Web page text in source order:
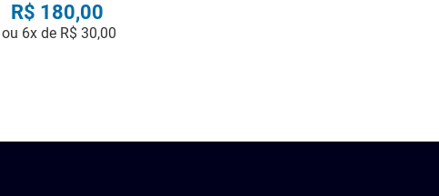
R$ 180,00
ou 6x de R$ 30,00